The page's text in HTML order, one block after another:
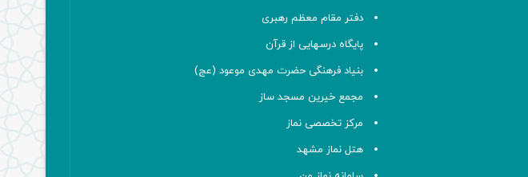
دفتر مقام معظم رهبری
پایگاه درسهایی از قرآن
بنیاد فرهنگی حضرت مهدی موعود (عج)
مجمع خیرین مسجد ساز
مرکز تخصصی نماز
هتل نماز مشهد